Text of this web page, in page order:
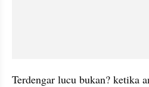
Terdengar lucu bukan? ketika